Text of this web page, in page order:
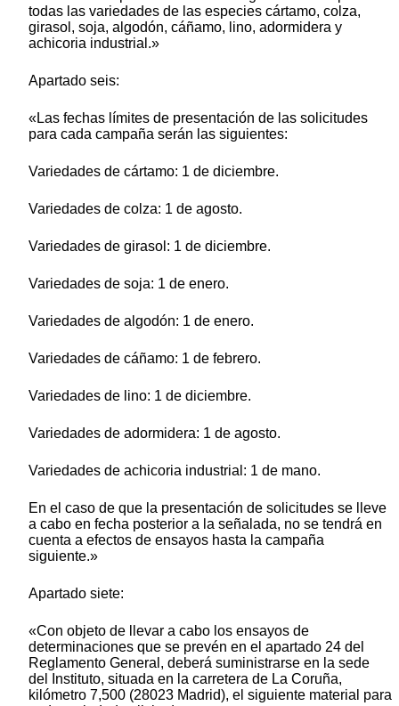
todas las variedades de las especies cártamo, colza,
girasol, soja, algodón, cáñamo, lino, adormidera y
achicoria industrial.»
Apartado seis:
«Las fechas límites de presentación de las solicitudes
para cada campaña serán las siguientes:
Variedades de cártamo: 1 de diciembre.
Variedades de colza: 1 de agosto.
Variedades de girasol: 1 de diciembre.
Variedades de soja: 1 de enero.
Variedades de algodón: 1 de enero.
Variedades de cáñamo: 1 de febrero.
Variedades de lino: 1 de diciembre.
Variedades de adormidera: 1 de agosto.
Variedades de achicoria industrial: 1 de mano.
En el caso de que la presentación de solicitudes se lleve
a cabo en fecha posterior a la señalada, no se tendrá en
cuenta a efectos de ensayos hasta la campaña
siguiente.»
Apartado siete:
«Con objeto de llevar a cabo los ensayos de
determinaciones que se prevén en el apartado 24 del
Reglamento General, deberá suministrarse en la sede
del Instituto, situada en la carretera de La Coruña,
kilómetro 7,500 (28023 Madrid), el siguiente material para